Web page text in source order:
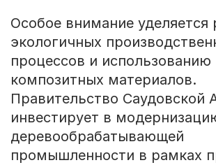
Особое внимание уделяется
экологичных
процессов и использованию
композитных материалов.
Правительство Саудовской
инвестирует в
деревообрабатывающей
промышленности в рамках